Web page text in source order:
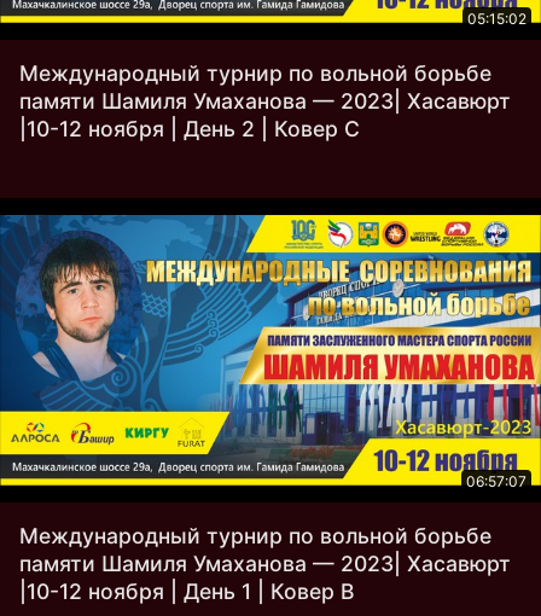
05:15:02
Международный турнир по вольной борьбе
памяти Шамиля Умаханова — 2023| Хасавюрт
|10-12 ноября | День 2 | Ковер C
06:57:07
Международный турнир по вольной борьбе
памяти Шамиля Умаханова — 2023| Хасавюрт
|10-12 ноября | День 1 | Ковер B